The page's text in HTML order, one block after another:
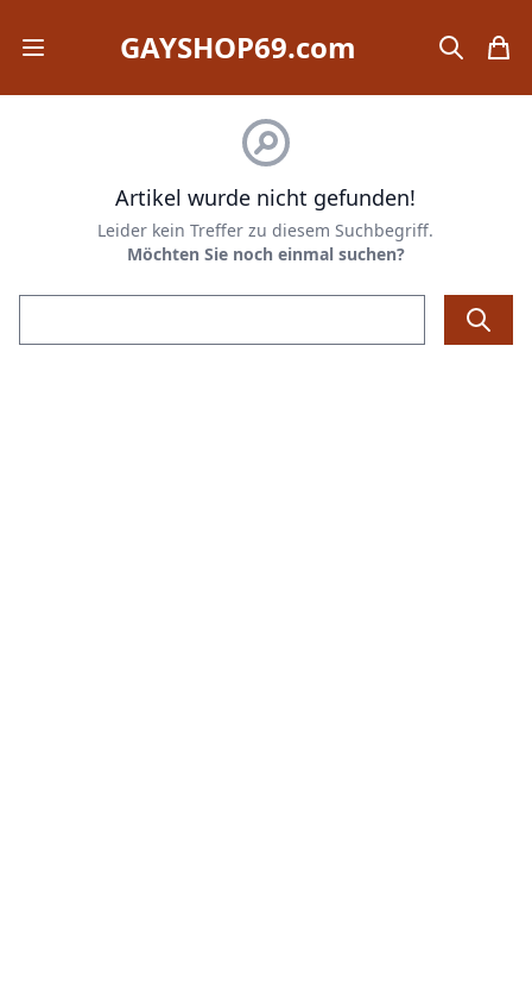
Open mobile menuGAYSHOP69.com search
Artikel wurde nicht gefunden!
Leider kein Treffer zu diesem Suchbegriff.
Möchten Sie noch einmal suchen?